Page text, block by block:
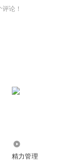
论！
精力管理